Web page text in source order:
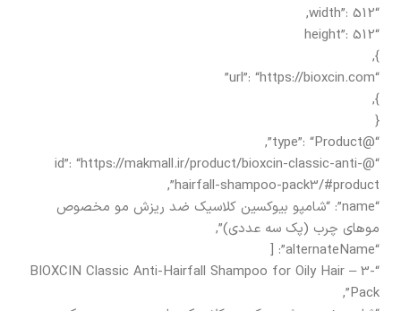
“width”: 512,
“height”: 512
},
“url”: “https://bioxcin.com”
},
{
“@type”: “Product”,
“@id”: “https://makmall.ir/product/bioxcin-classic-anti-
hairfall-shampoo-pack3/#product”,
“name”: “شامپو بیوکسین کلاسیک ضد ریزش مو مخصوص
موهای چرب (پک سه عددی)”,
“alternateName”: [
“BIOXCIN Classic Anti-Hairfall Shampoo for Oily Hair – 3-
Pack”,